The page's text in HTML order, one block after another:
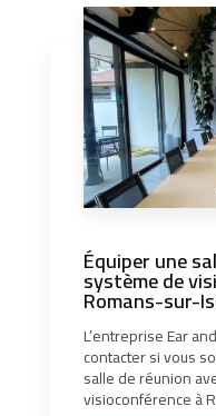
Équiper une
système de
Romans-sur-
L’entreprise Ear
contacter si vous
salle de réunion
visioconférence à